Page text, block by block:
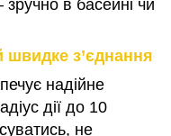
в басейні чи
з’єднання
надійне
дії до 10
не